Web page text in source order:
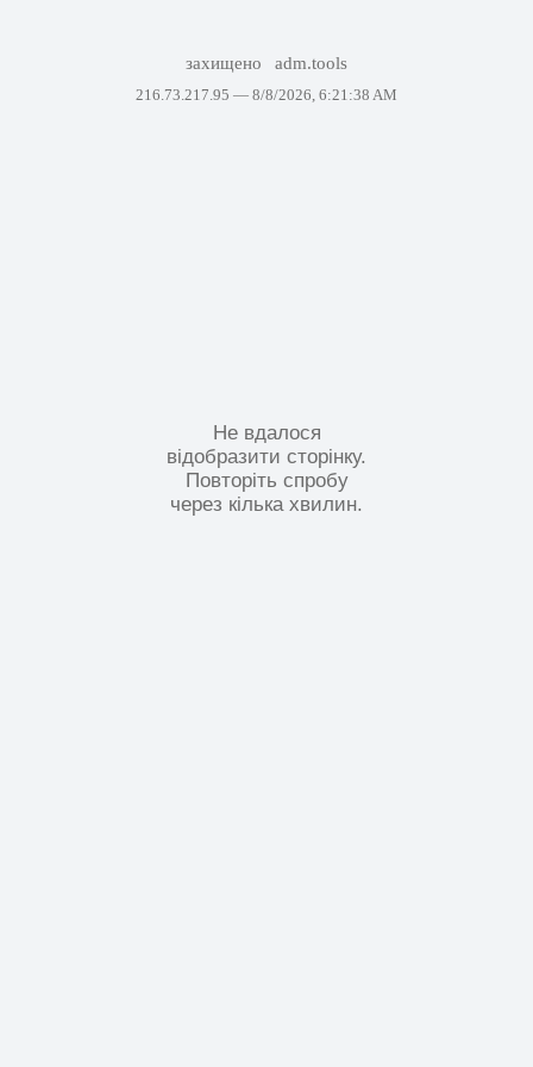
захищено adm.tools
216.73.217.95 — 8/8/2026, 6:21:38 AM
Не вдалося
відобразити сторінку.
Повторіть спробу
через кілька хвилин.